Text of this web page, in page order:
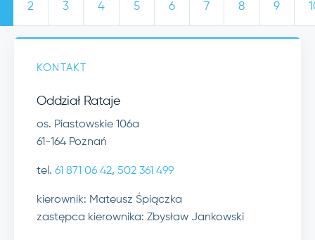
2 3 4 5 6 7 8 9
KONTAKT
Oddział Rataje
os. Piastowskie 106a
61-164 Poznań
tel. 61 871 06 42, 502 361 499
kierownik: Mateusz Śpiączka
zastępca kierownika: Zbysław Jankowski